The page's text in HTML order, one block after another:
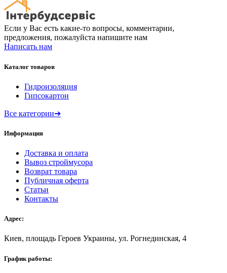
Если у Вас есть какие-то вопросы, комментарии,
предложения, пожалуйста напишите нам
Написать нам
Каталог товаров
Гидроизоляция
Гипсокартон
Все категории➔
Информация
Доставка и оплата
Вывоз строймусора
Возврат товара
Публичная оферта
Статьи
Контакты
Адрес:
Киев, площадь Героев Украины, ул. Рогнединская, 4
График работы: